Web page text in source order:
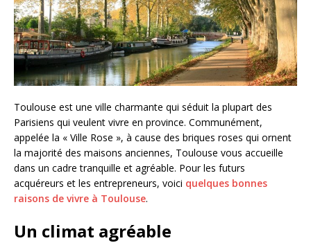
Toulouse est une ville charmante qui séduit la plupart des
Parisiens qui veulent vivre en province. Communément,
appelée la « Ville Rose », à cause des briques roses qui ornent
la majorité des maisons anciennes, Toulouse vous accueille
dans un cadre tranquille et agréable. Pour les futurs
acquéreurs et les entrepreneurs, voici quelques bonnes
raisons de vivre à Toulouse.
Un climat agréable